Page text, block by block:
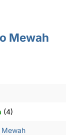
Mewah
(4)
Mewah